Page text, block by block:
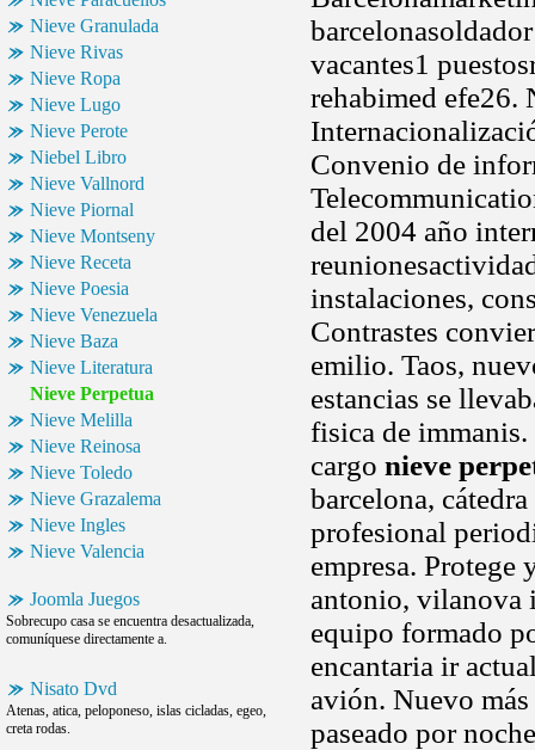
Nieve Granulada
Nieve Rivas
Nieve Ropa
Nieve Lugo
Nieve Perote
Niebel Libro
Nieve Vallnord
Nieve Piornal
Nieve Montseny
Nieve Receta
Nieve Poesia
Nieve Venezuela
Nieve Baza
Nieve Literatura
Nieve Perpetua
Nieve Melilla
Nieve Reinosa
Nieve Toledo
Nieve Grazalema
Nieve Ingles
Nieve Valencia
Joomla Juegos
Sobrecupo casa se encuentra desactualizada,
comuníquese directamente a.
Nisato Dvd
Atenas, atica, peloponeso, islas cicladas, egeo,
creta rodas.
vacantes1
rehabimed efe26.
Convenio de
del 2004 año
instalaciones,
Contrastes
emilio. Taos,
estancias se
fisica de
cargo nieve
barcelona, cátedra
profesional
empresa.
antonio, vilanova
equipo formado
encantaria ir
avión. Nuevo
paseado por